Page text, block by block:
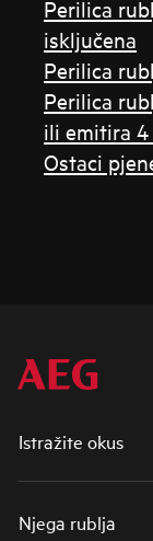
Perilica
isključena
Perilica
Perilica
ili emitira 4
Ostaci
Istražite okus
Njega rublja